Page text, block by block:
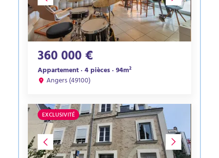
360 000 €
Appartement · 4 pièces · 94m²
Angers (49100)
EXCLUSIVITÉ